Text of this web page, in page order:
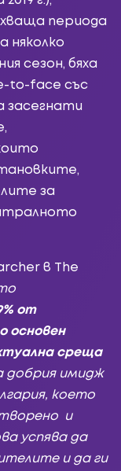
периода
няколко
сезон, бяха
to-face със
засегнати
за
в The
от
основен
среща
добрия имидж
което
и
успява да
и да ги